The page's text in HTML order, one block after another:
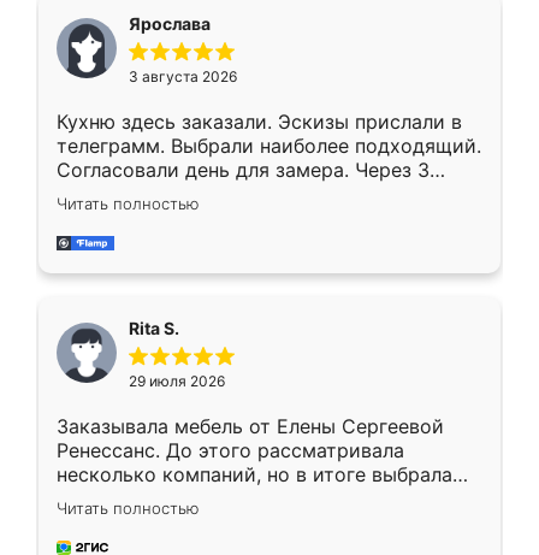
Ярослава
3 августа 2026
Кухню здесь заказали. Эскизы прислали в
телеграмм. Выбрали наиболее подходящий.
Согласовали день для замера. Через 3
недели кухня была уже готова. Остались
довольны работой. Спасибо Ренессанс
мебель за качественную работу!
Читать полностью
Rita S.
29 июля 2026
Заказывала мебель от Елены Сергеевой
Ренессанс. До этого рассматривала
несколько компаний, но в итоге выбрала
эту. Сначала обговорили условия, потом
приехал замерщик, всё спокойно объяснил
и снял размеры. Изготовили в срок, с
Читать полностью